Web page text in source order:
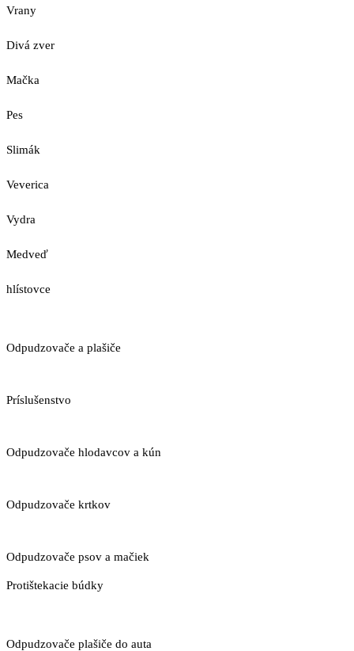
Vrany
Divá zver
Mačka
Pes
Slimák
Veverica
Vydra
Medveď
hlístovce
Odpudzovače a plašiče
Príslušenstvo
Odpudzovače hlodavcov a kún
Odpudzovače krtkov
Odpudzovače psov a mačiek
Protištekacie búdky
Odpudzovače plašiče do auta